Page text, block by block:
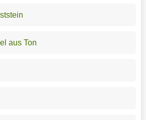
aus Ton